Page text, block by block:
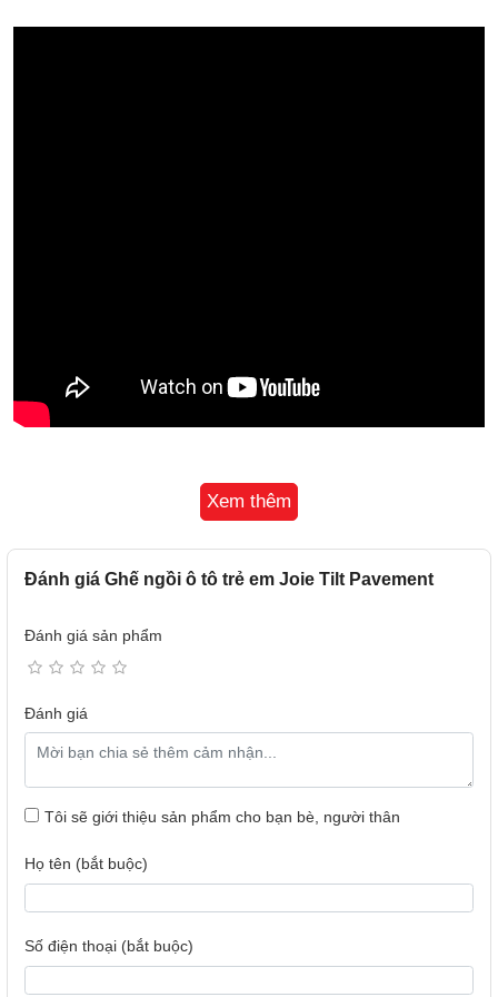
• Tăng cường bảo vệ chấn động hai bên, bảo đảm an toàn
Xem thêm
Đánh giá Ghế ngồi ô tô trẻ em Joie Tilt Pavement
Đánh giá sản phẩm
Đánh giá
Tôi sẽ giới thiệu sản phẩm cho bạn bè, người thân
Họ tên (bắt buộc)
Số điện thoại (bắt buộc)